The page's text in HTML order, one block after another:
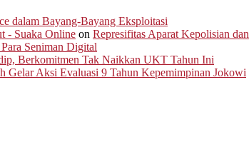
dalam Bayang-Bayang Eksploitasi
- Suaka Online on Represifitas Aparat Kepolisian
Seniman Digital
Berkomitmen Tak Naikkan UKT Tahun Ini
Gelar Aksi Evaluasi 9 Tahun Kepemimpinan Jokowi